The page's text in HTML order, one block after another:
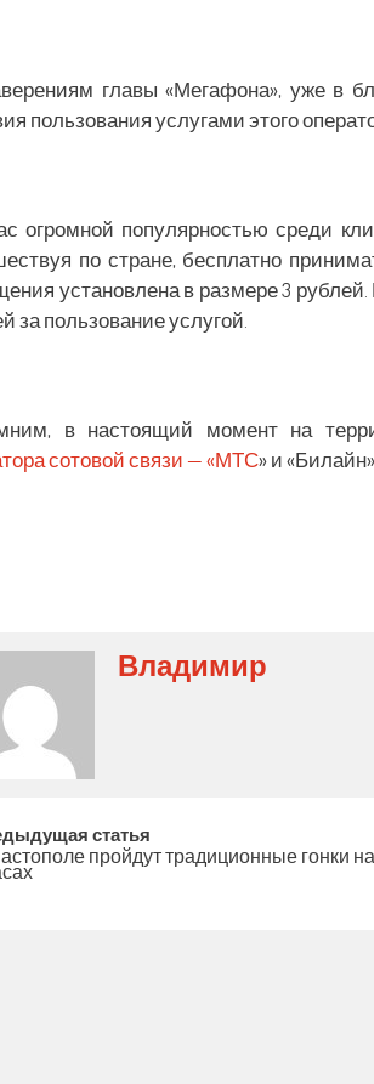
главы «Мегафона», уже в
пользования услугами этого
огромной популярностью среди
по стране, бесплатно
установлена в размере 3
за пользование услугой.
в настоящий момент на
сотовой связи — «МТС» и «Билайн».
Владимир
статья
пройдут традиционные гонки на